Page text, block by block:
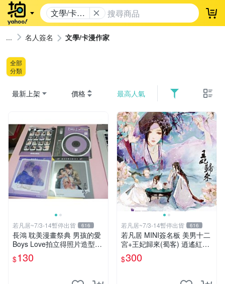
文學/卡漫
作家
登
名人簽名 文學/卡漫作家
全部
分類
最新上架 價格 最高人氣
若凡居~7/3-14暫停出貨 616
長鴻 耽美漫畫祭典 男孩的愛
Boys Love拍立得照片造型透
卡 第二彈 超值星期五的sex +
劇毒甜心
$130
若凡居~7/3-14暫停出貨 616
若凡居 MINI簽名板 美男十二
宮+王妃歸來(蜀客) 逍遙紅塵
&貓君笑豬&何何舞 親筆簽名
簽名板
$300